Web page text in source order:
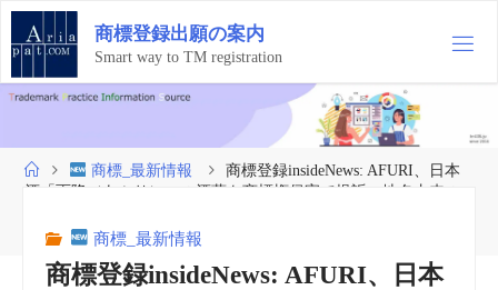
コ
テ
ン
ツ
ス
商標登録出願の案内
Smart way to TM registration
ホ
ー
商標_最新情報
商標登録insideNews: AFURI、日本
酒「雨降（あふり）」の酒蔵を商標権侵害で提訴。地名由来の
への発展も | マネーボイス
商標_最新情報
商標登録insideNews: AFURI、日本